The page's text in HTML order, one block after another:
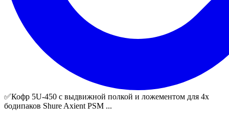
✅Кофр 5U-450 с выдвижной полкой и ложементом для 4х
бодипаков Shure Axient PSM ...